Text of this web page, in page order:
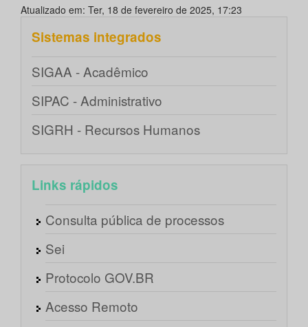
Atualizado em: Ter, 18 de fevereiro de 2025, 17:23
Sistemas integrados
SIGAA - Acadêmico
SIPAC - Administrativo
SIGRH - Recursos Humanos
Links rápidos
Consulta pública de processos
Sei
Protocolo GOV.BR
Acesso Remoto